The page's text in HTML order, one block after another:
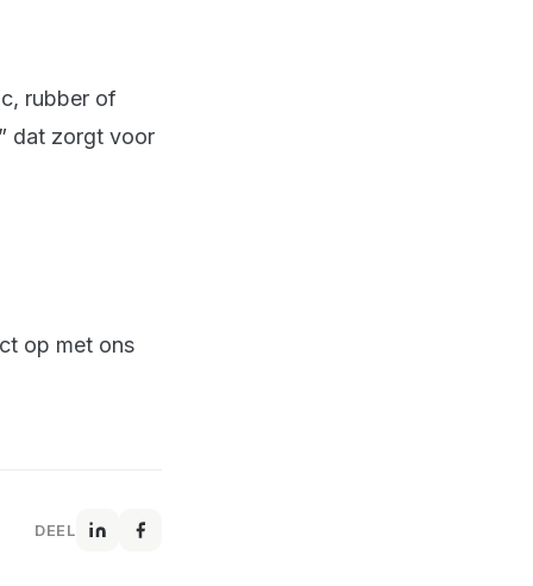
rubber of
dat zorgt voor
op met ons
DEEL